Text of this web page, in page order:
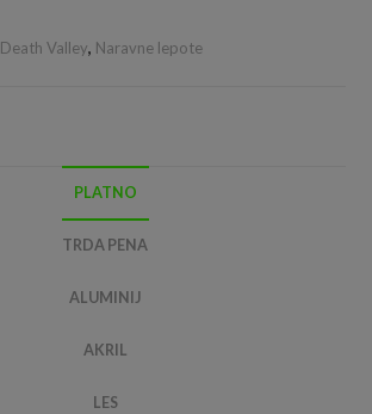
Death Valley, Naravne lepote
PLATNO
TRDA PENA
ALUMINIJ
AKRIL
LES